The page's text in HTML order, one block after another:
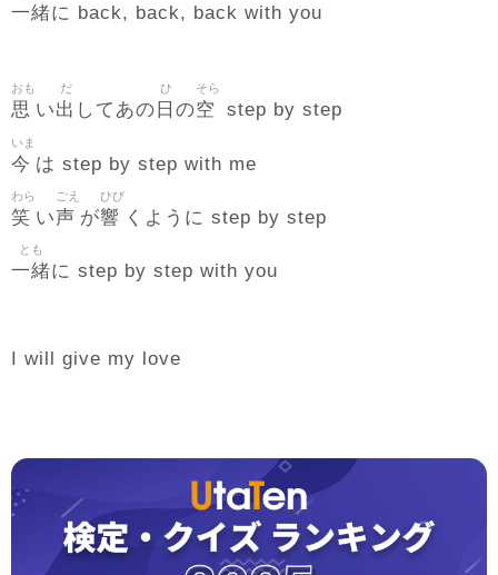
一緒に back, back, back with you
思
おも
い出
だ
してあの 日
ひ
の空
そら
step by step
今
いま
は step by step with me
笑
わら
い声
ごえ
が響
ひび
くように step by step
一緒
とも
に step by step with you
I will give my love